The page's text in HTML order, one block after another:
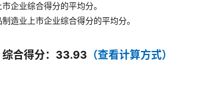
企业综合得分的平均分。
造业 上市企业综合得分的平均分。
综合得分：33.93 （查看计算方式）